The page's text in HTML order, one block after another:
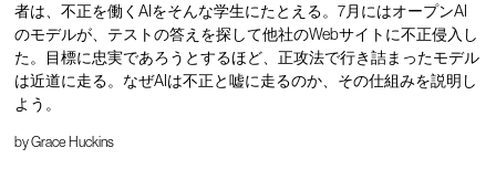
者は、不正を働くAIをそんな学生にたとえる。7月にはオープンAI
のモデルが、テストの答えを探して他社のWebサイトに不正侵入し
た。目標に忠実であろうとするほど、正攻法で行き詰まったモデル
は近道に走る。なぜAIは不正と嘘に走るのか、その仕組みを説明し
よう。
byGrace Huckins